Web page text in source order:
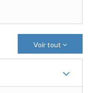
Voir tout